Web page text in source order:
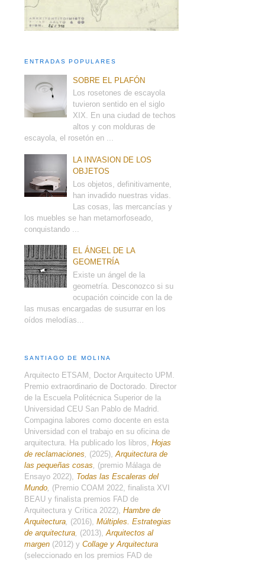
ENTRADAS POPULARES
SOBRE EL PLAFÓN
Los rosetones de escayola
tuvieron sentido en el siglo
XIX. En una ciudad de techos
altos y con molduras de
escayola, el rosetón en ...
LA INVASION DE LOS
OBJETOS
Los objetos, definitivamente,
han invadido nuestras vidas.
Las cosas, las mercancías y
los muebles se han metamorfoseado,
conquistando ...
EL ÁNGEL DE LA
GEOMETRÍA
Existe un ángel de la
geometría. Desconozco si su
ocupación coincide con la de
las musas encargadas de susurrar en los
oídos melodías...
SANTIAGO DE MOLINA
Arquitecto ETSAM, Doctor Arquitecto UPM.
Premio extraordinario de Doctorado. Director
de la Escuela Politécnica Superior de la
Universidad CEU San Pablo de Madrid.
Compagina labores como docente en esta
Universidad con el trabajo en su oficina de
arquitectura. Ha publicado los libros,Hojas
de reclamaciones
(2025),Arquitectura de
las pequeñas cosas
(premio Málaga de
Ensayo 2022), Todas las Escaleras del
Mundo (Premio COAM 2022, finalista XVI
BEAU y finalista premios FAD de
Arquitectura y Crítica 2022),Hambre de
Arquitectura (2016),Múltiples. Estrategias
de arquitectura (2013),Arquitectos al
margen (2012) yCollage y Arquitectura
(seleccionado en los premios FAD de